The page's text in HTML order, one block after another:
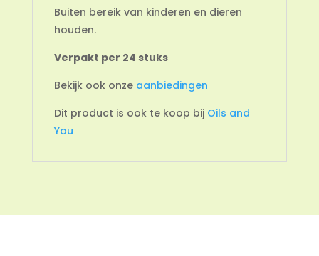
Buiten bereik van kinderen en dieren
houden.
Verpakt per 24 stuks
Bekijk ook onze aanbiedingen
Dit product is ook te koop bij Oils and
You